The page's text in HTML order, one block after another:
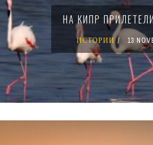
НА КИПР
ИСТОРИИ 13